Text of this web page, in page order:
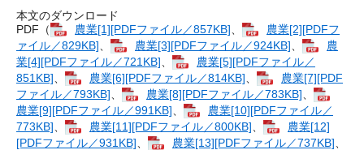
本文のダウンロード
PDF（
農業[1][PDFファイル／857KB]
農業[2][PDFフ
ァイル／829KB]
農業[3][PDFファイル／924KB]
農
業[4][PDFファイル／721KB]
農業[5][PDFファイル／
851KB]
農業[6][PDFファイル／814KB]
農業[7][PDF
ファイル／793KB]
農業[8][PDFファイル／783KB]
農業[9][PDFファイル／991KB]
農業[10][PDFファイル／
773KB]
農業[11][PDFファイル／800KB]
農業[12]
[PDFファイル／931KB]
農業[13][PDFファイル／737KB]